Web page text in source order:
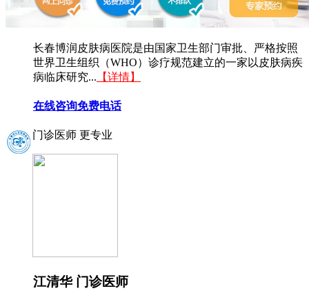
长春博润皮肤病医院是由国家卫生部门审批、严格按照
世界卫生组织（WHO）诊疗规范建立的一家以皮肤病疾
病临床研究... 【详情】
在线咨询免费电话
门诊医师 更专业
江清华 门诊医师